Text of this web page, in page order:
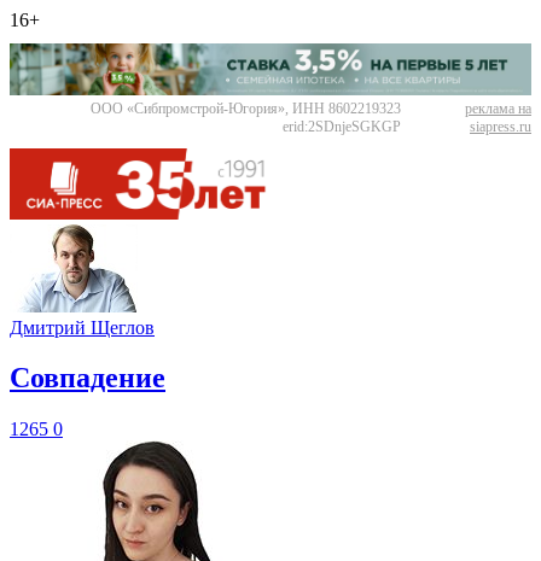
16+
ООО «Сибпромстрой-Югория», ИНН 8602219323
erid:2SDnjeSGKGP
реклама на
siapress.ru
Дмитрий Щеглов
​Совпадение
1265 0